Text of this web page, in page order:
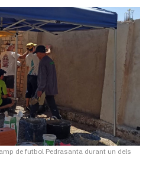
de futbol Pedrasanta durant un dels